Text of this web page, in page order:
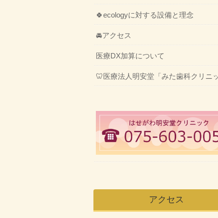
🍀ecologyに対する設備と理念
🚘アクセス
医療DX加算について
🦷医療法人明安堂「みた歯科クリニ
アクセス